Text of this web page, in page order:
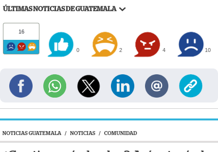
ÚLTIMAS NOTICIAS DE GUATEMALA
16
0 2 4 10
NOTICIAS GUATEMALA / NOTICIAS / COMUNIDAD